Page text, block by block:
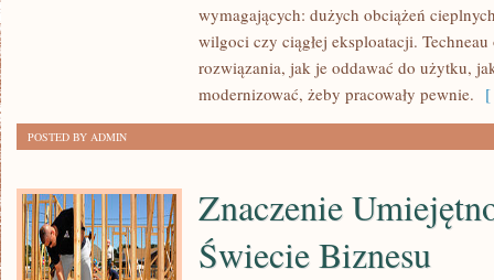
METALURGIAwymagających: dużych obciążeń
wilgoci czy ciągłej eksploatacji.
rozwiązania, jak je oddawać do użytku,
modernizować, żeby pracowały pewnie. [
POSTED BY ADMIN
Znaczenie
Świecie Biznesu